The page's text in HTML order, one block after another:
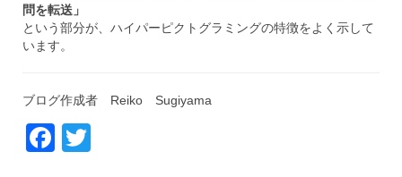
問を転送」
という部分が、ハイパーピクトグラミングの特徴をよく示して
います。
ブログ作成者 Reiko Sugiyama
Facebook